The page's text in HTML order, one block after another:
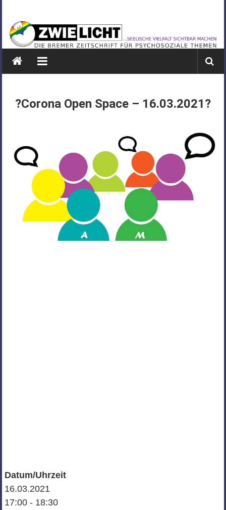
springen
ZWIELICHT
BREMEN
DIE
PSYCHOSOZIALE
?Corona Open Space – 16.03.2021?
Datum/Uhrzeit
16.03.2021
17:00 - 18:30